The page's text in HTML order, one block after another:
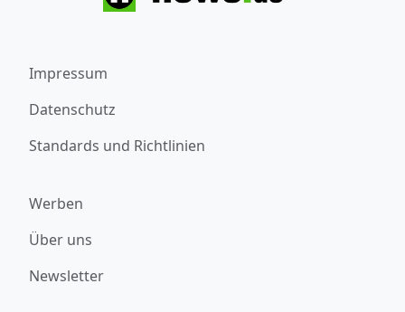
Impressum
Datenschutz
Standards und Richtlinien
Werben
Über uns
Newsletter